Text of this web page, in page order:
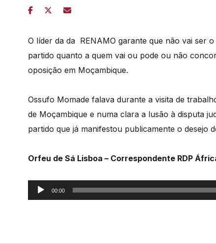
O líder da da RENAMO garante que não vai ser
partido quanto a quem vai ou pode ou não
oposição em Moçambique.
Ossufo Momade falava durante a visita de
de Moçambique e numa clara a lusão à disputa
partido que já manifestou publicamente o desejo
Orfeu de Sá Lisboa – Correspondente RDP
Reprodutor
de
00:00